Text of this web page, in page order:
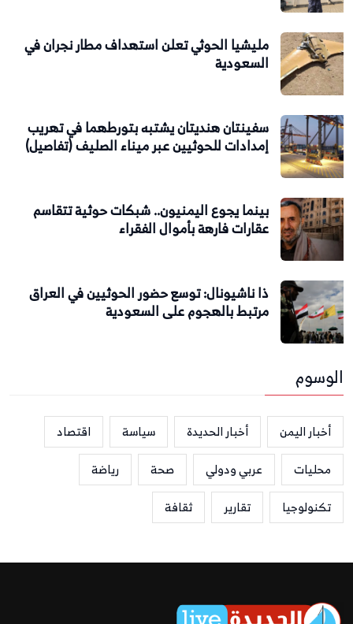
مليشيا الحوثي تعلن استهداف مطار نجران في
السعودية
سفينتان هنديتان يشتبه بتورطهما في تهريب
إمدادات للحوثيين عبر ميناء الصليف (تفاصيل)
بينما يجوع اليمنيون.. شبكات حوثية تتقاسم
عقارات فارهة بأموال الفقراء
ذا ناشيونال: توسع حضور الحوثيين في العراق
مرتبط بالهجوم على السعودية
الوسوم
أخبار اليمن أخبار الحديدة سياسة
اقتصاد
محليات
عربي ودولي صحة
رياضة
تكنولوجيا
تقارير ثقافة